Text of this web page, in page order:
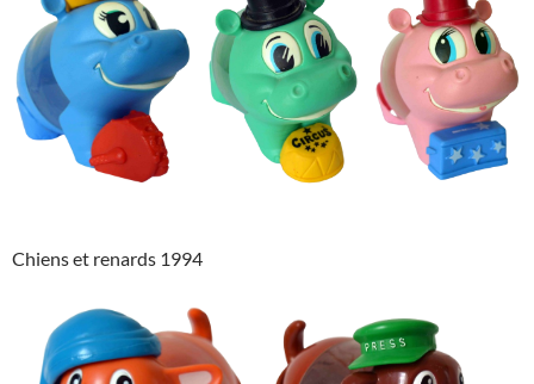
Chiens et renards 1994